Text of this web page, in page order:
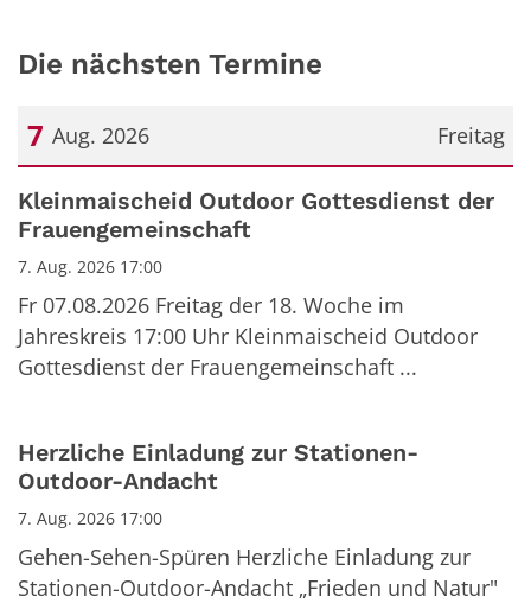
Die nächsten Termine
Freitag
7 Aug. 2026
Datum: 7. August 2026
Kleinmaischeid Outdoor Gottesdienst der
Frauengemeinschaft
7. Aug. 2026 17:00
Fr 07.08.2026 Freitag der 18. Woche im
Jahreskreis 17:00 Uhr Kleinmaischeid Outdoor
Gottesdienst der Frauengemeinschaft ...
Herzliche Einladung zur Stationen-
Outdoor-Andacht
7. Aug. 2026 17:00
Gehen-Sehen-Spüren Herzliche Einladung zur
Stationen-Outdoor-Andacht „Frieden und Natur"